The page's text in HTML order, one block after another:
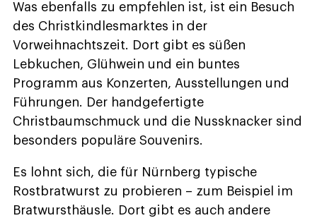
Was ebenfalls zu empfehlen ist, ist ein Besuch
des Christkindlesmarktes in der
Vorweihnachtszeit. Dort gibt es süßen
Lebkuchen, Glühwein und ein buntes
Programm aus Konzerten, Ausstellungen und
Führungen. Der handgefertigte
Christbaumschmuck und die Nussknacker sind
besonders populäre Souvenirs.
Es lohnt sich, die für Nürnberg typische
Rostbratwurst zu probieren – zum Beispiel im
Bratwursthäusle. Dort gibt es auch andere